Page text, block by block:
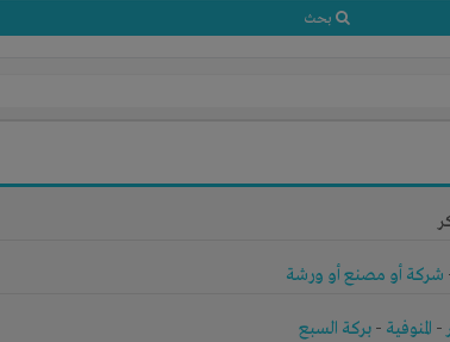
بحث
شركة أو مصنع أو ورشة
- المنوفية - بركة السبع